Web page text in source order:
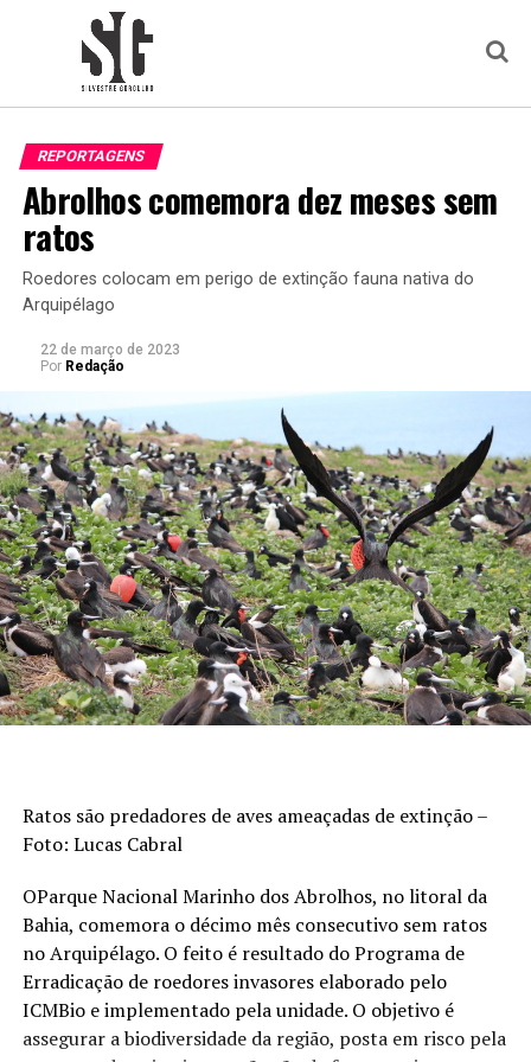
REPORTAGENS
Abrolhos comemora dez meses sem
ratos
Roedores colocam em perigo de extinção fauna nativa do
Arquipélago
22 de março de 2023
Por Redação
Ratos são predadores de aves ameaçadas de extinção –
Foto: Lucas Cabral
OParque Nacional Marinho dos Abrolhos, no litoral da
Bahia, comemora o décimo mês consecutivo sem ratos
no Arquipélago. O feito é resultado do Programa de
Erradicação de roedores invasores elaborado pelo
ICMBio e implementado pela unidade. O objetivo é
assegurar a biodiversidade da região, posta em risco pela